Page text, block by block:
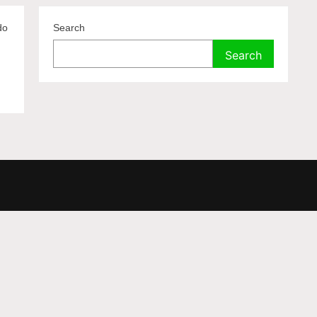
Search
Search